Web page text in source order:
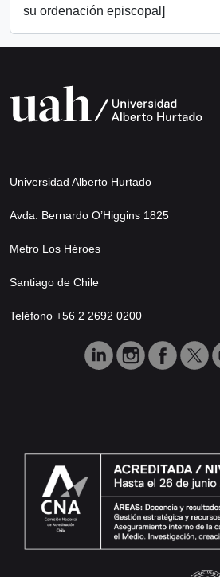
su ordenación episcopal]
Universidad Alberto Hurtado
Avda. Bernardo O’Higgins 1825
Metro Los Héroes
Santiago de Chile
Teléfono +56 2 2692 0200